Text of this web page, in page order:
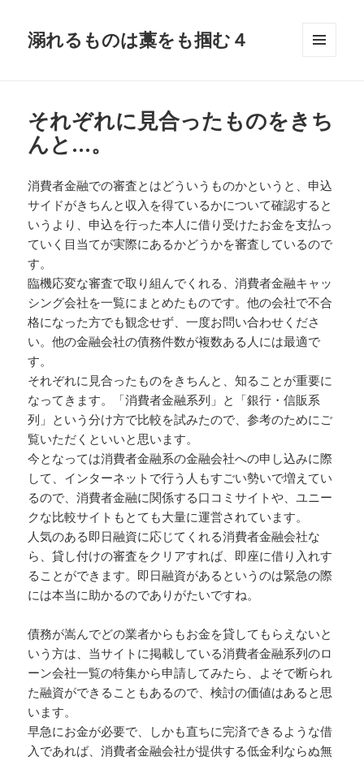
溺れるものは藁をも掴む４
それぞれに見合ったものをきち
んと…。
消費者金融での審査とはどういうものかというと、申込
サイドがきちんと収入を得ているかについて確認すると
いうより、申込を行った本人に借り受けたお金を支払っ
ていく目当てが実際にあるかどうかを審査しているので
す。
臨機応変な審査で取り組んでくれる、消費者金融キャッ
シング会社を一覧にまとめたものです。他の会社で不合
格になった方でも観念せず、一度お問い合わせくださ
い。他の金融会社の債務件数が複数ある人には最適で
す。
それぞれに見合ったものをきちんと、知ることが重要に
なってきます。「消費者金融系列」と「銀行・信販系
列」という分け方で比較を試みたので、参考のためにご
覧いただくといいと思います。
今となっては消費者金融系の金融会社への申し込みに際
して、インターネットで行う人もすごい勢いで増えてい
るので、消費者金融に関係する口コミサイトや、ユニー
クな比較サイトもとても大量に運営されています。
人気のある即日融資に応じてくれる消費者金融会社な
ら、貸し付けの審査をクリアすれば、即座に借り入れす
ることができます。即日融資があるというのは緊急の際
には本当に助かるのでありがたいですね。
債務が嵩んでどの業者からもお金を貸してもらえないと
いう方は、当サイトに掲載している消費者金融系列のロ
ーン会社一覧の特集から申請してみたら、よそで断られ
た融資ができることもあるので、検討の価値はあると思
います。
早急にお金が必要で、しかも直ちに完済できるような借
入であれば、消費者金融会社が提供する低金利ならぬ無